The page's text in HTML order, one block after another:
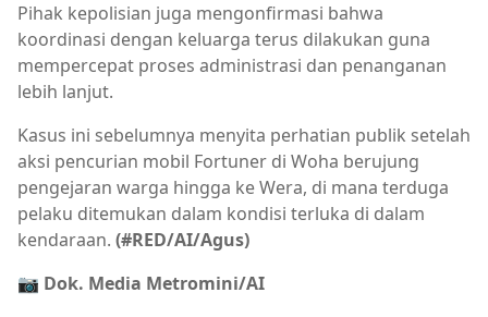
Pihak kepolisian juga mengonfirmasi bahwa
koordinasi dengan keluarga terus dilakukan guna
mempercepat proses administrasi dan penanganan
lebih lanjut.
Kasus ini sebelumnya menyita perhatian publik setelah
aksi pencurian mobil Fortuner di Woha berujung
pengejaran warga hingga ke Wera, di mana terduga
pelaku ditemukan dalam kondisi terluka di dalam
kendaraan. (#RED/AI/Agus)
📷 Dok. Media Metromini/AI